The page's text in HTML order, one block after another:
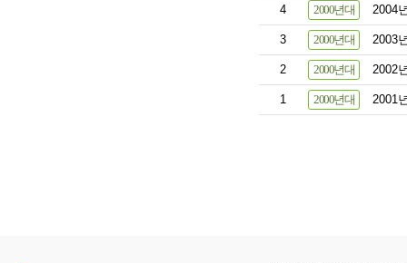
4 2000년대 2004
3 2000년대 2003
2 2000년대 2002
1 2000년대 2001